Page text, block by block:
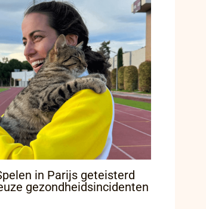
in Parijs geteisterd
gezondheidsincidenten